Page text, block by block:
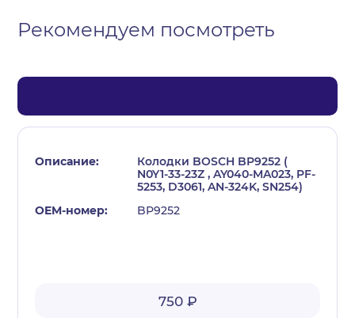
Рекомендуем посмотреть
Колодки BOSCH BP9252 (
N0Y1-33-23Z , AY040-MA023, PF-
5253, D3061, AN-324K, SN254)
BP9252
750 ₽